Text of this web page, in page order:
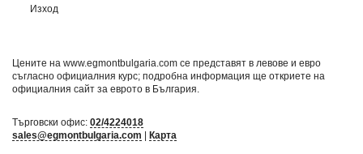
Изход
Цените на www.egmontbulgaria.com се представят в левове и евро
съгласно официалния курс; подробна информация ще откриете на
официалния сайт за еврото в България
Търговски офис: 02/4224018
sales@egmontbulgaria.com
Карта